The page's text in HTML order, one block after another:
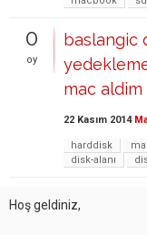
0
oy
baslangic
mac
22 Kasım 2014
harddisk
disk-alanı
Hoş geldiniz,